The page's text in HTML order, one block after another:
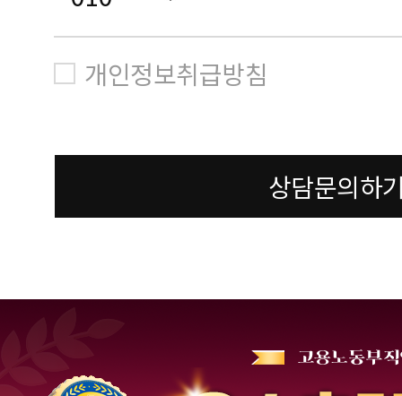
개인정보취급방침
상담문의하